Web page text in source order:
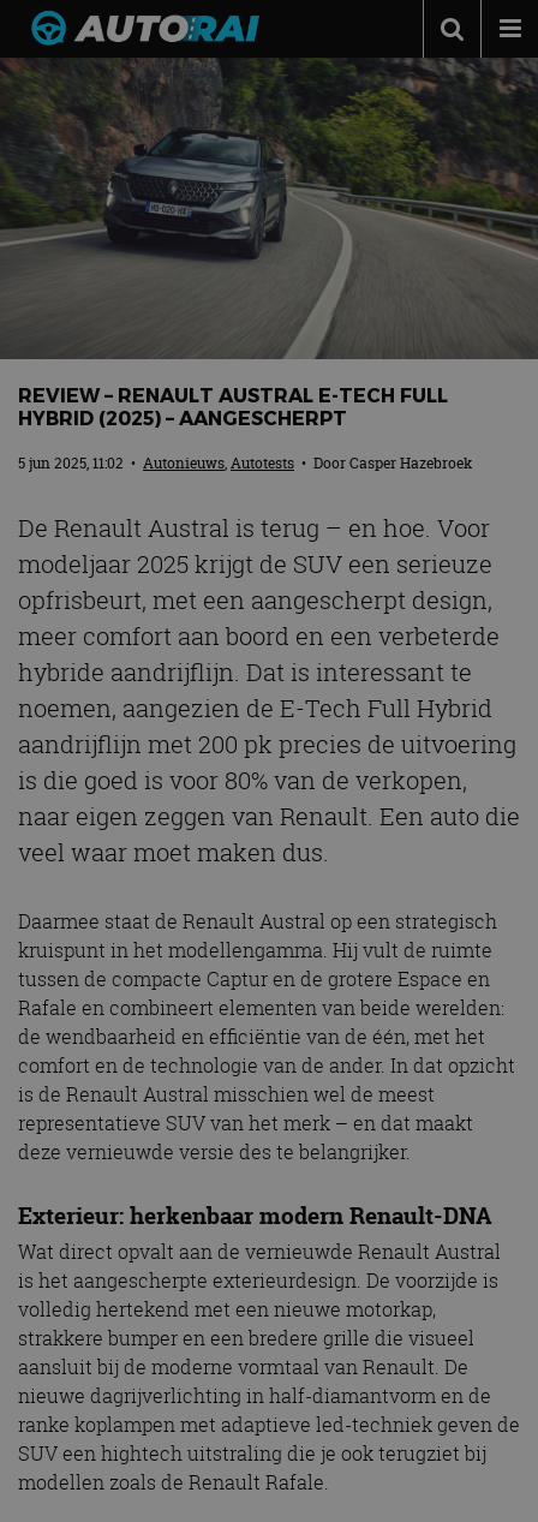
Autonieuws
Podcast
Autotests
Automerken
Adverteren
MotorRAI.nl
REVIEW – RENAULT AUSTRAL E-TECH FULL
HYBRID (2025) – AANGESCHERPT
5 jun 2025, 11:02 • Autonieuws,Autotests • DoorCasper Hazebroek
De Renault Austral is terug – en hoe. Voor
modeljaar 2025 krijgt de SUV een serieuze
opfrisbeurt, met een aangescherpt design,
meer comfort aan boord en een verbeterde
hybride aandrijflijn. Dat is interessant te
noemen, aangezien de E-Tech Full Hybrid
aandrijflijn met 200 pk precies de uitvoering
is die goed is voor 80% van de verkopen,
naar eigen zeggen van Renault. Een auto die
veel waar moet maken dus.
Daarmee staat de Renault Austral op een strategisch
kruispunt in het modellengamma. Hij vult de ruimte
tussen de compacte Captur en de grotere Espace en
Rafale en combineert elementen van beide werelden:
de wendbaarheid en efficiëntie van de één, met het
comfort en de technologie van de ander. In dat opzicht
is de Renault Austral misschien wel de meest
representatieve SUV van het merk – en dat maakt
deze vernieuwde versie des te belangrijker.
Exterieur: herkenbaar modern Renault-DNA
Wat direct opvalt aan de vernieuwde Renault Austral
is het aangescherpte exterieurdesign. De voorzijde is
volledig hertekend met een nieuwe motorkap,
strakkere bumper en een bredere grille die visueel
aansluit bij de moderne vormtaal van Renault. De
nieuwe dagrijverlichting in half-diamantvorm en de
ranke koplampen met adaptieve led-techniek geven de
SUV een hightech uitstraling die je ook terugziet bij
modellen zoals de Renault Rafale.